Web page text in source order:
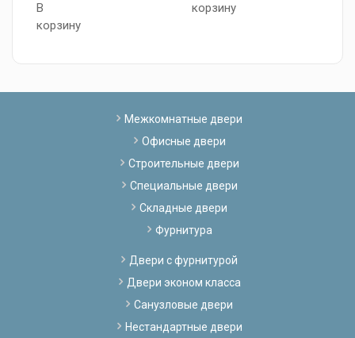
В
корзину
корзину
Межкомнатные двери
Офисные двери
Строительные двери
Специальные двери
Складные двери
Фурнитура
Двери с фурнитурой
Двери эконом класса
Санузловые двери
Нестандартные двери